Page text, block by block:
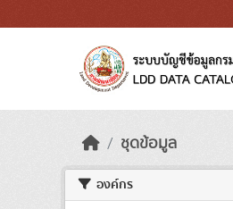
ชุดข้อมูล
องค์กร